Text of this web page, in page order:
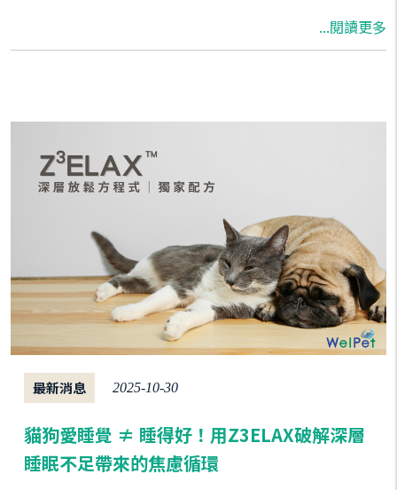
差。 與單純的體重減輕不同，肌少症專指肌肉組
織的流失。即使貓狗體重看似正常，也可能已出
...閱讀更多
最新消息 2025-10-30
貓狗愛睡覺 ≠ 睡得好！用Z3ELAX破解深層
睡眠不足帶來的焦慮循環